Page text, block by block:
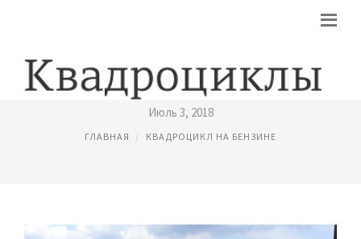
КВАДРОЦИКЛЫ УКРАИНА
Июль 3, 2018
ГЛАВНАЯ КВАДРОЦИКЛ НА БЕНЗИНЕ